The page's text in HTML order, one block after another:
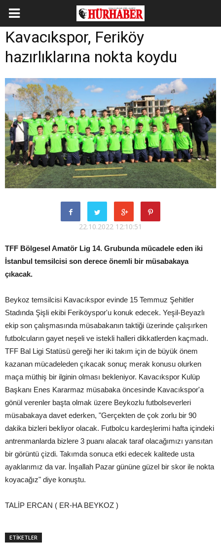
Kavacıkspor, Feriköy
hazırlıklarına nokta koydu
22.10.2022 12:10:51
TFF Bölgesel Amatör Lig 14. Grubunda mücadele eden iki
İstanbul temsilcisi son derece önemli bir müsabakaya
çıkacak.
Beykoz temsilcisi Kavacıkspor evinde 15 Temmuz Şehitler
Stadında Şişli ekibi Feriköyspor'u konuk edecek. Yeşil-Beyazlı
ekip son çalışmasında müsabakanın taktiği üzerinde çalışırken
futbolcuların gayet neşeli ve istekli halleri dikkatlerden kaçmadı.
TFF Bal Ligi Statüsü gereği her iki takım için de büyük önem
kazanan mücadeleden çıkacak sonuç merak konusu olurken
maça müthiş bir ilginin olması bekleniyor. Kavacıkspor Kulüp
Başkanı Enes Kararmaz müsabaka öncesinde Kavacıkspor'a
gönül verenler başta olmak üzere Beykozlu futbolseverleri
müsabakaya davet ederken, "Gerçekten de çok zorlu bir 90
dakika bizleri bekliyor olacak. Futbolcu kardeşlerimi hafta içindeki
antrenmanlarda bizlere 3 puanı alacak taraf olacağımızı yansıtan
bir görüntü çizdi. Takımda sonuca etki edecek kalitede usta
ayaklarımız da var. İnşallah Pazar gününe güzel bir skor ile nokta
koyacağız" diye konuştu.
TALİP ERCAN ( ER-HA BEYKOZ )
ETİKETLER